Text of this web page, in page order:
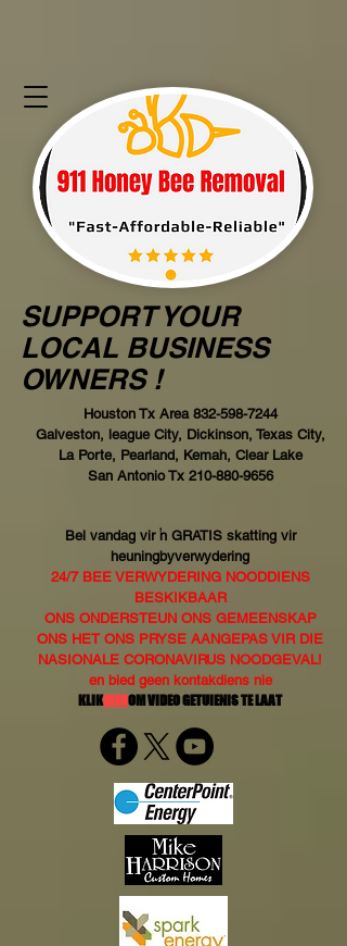
Houston Tx Area 832-598-7244
Galveston, league City, Dickinson, Texas City,
La Porte, Pearland, Kemah, Clear Lake
San Antonio Tx 210-880-9656
Bel vandag vir 'n GRATIS skatting vir
heuningbyverwydering
24/7 BEE VERWYDERING NOODDIENS
BESKIKBAAR
ONS ONDERSTEUN ONS GEMEENSKAP
ONS HET ONS PRYSE AANGEPAS VIR DIE
NASIONALE CORONAVIRUS NOODGEVAL!
en bied geen kontakdiens nie
KLIKHIEROM VIDEO GETUIENIS TE LAAT
SUPPORT YOUR
LOCAL BUSINESS
OWNERS !